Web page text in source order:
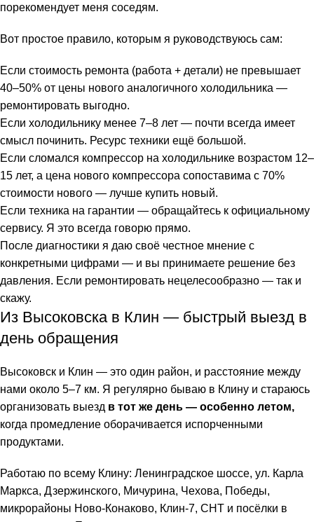
порекомендует меня соседям.
Вот простое правило, которым я руководствуюсь сам:
Если стоимость ремонта (работа + детали) не превышает
40–50% от цены нового аналогичного холодильника —
ремонтировать выгодно.
Если холодильнику менее 7–8 лет — почти всегда имеет
смысл починить. Ресурс техники ещё большой.
Если сломался компрессор на холодильнике возрастом 12–
15 лет, а цена нового компрессора сопоставима с 70%
стоимости нового — лучше купить новый.
Если техника на гарантии — обращайтесь к официальному
сервису. Я это всегда говорю прямо.
После диагностики я даю своё честное мнение с
конкретными цифрами — и вы принимаете решение без
давления. Если ремонтировать нецелесообразно — так и
скажу.
Из Высоковска в Клин — быстрый выезд в
день обращения
Высоковск и Клин — это один район, и расстояние между
нами около 5–7 км. Я регулярно бываю в Клину и стараюсь
организовать выезд в тот же день — особенно летом,
когда промедление оборачивается испорченными
продуктами.
Работаю по всему Клину: Ленинградское шоссе, ул. Карла
Маркса, Дзержинского, Мичурина, Чехова, Победы,
микрорайоны Ново-Конаково, Клин-7, СНТ и посёлки в